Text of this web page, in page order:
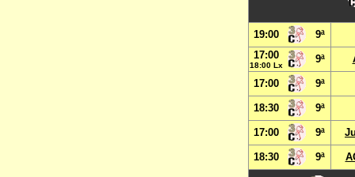
19:00
9ª
17:00
18:00 Lx
9ª
17:00 9ª
18:30 9ª
17:00 9ª
18:30 9ª